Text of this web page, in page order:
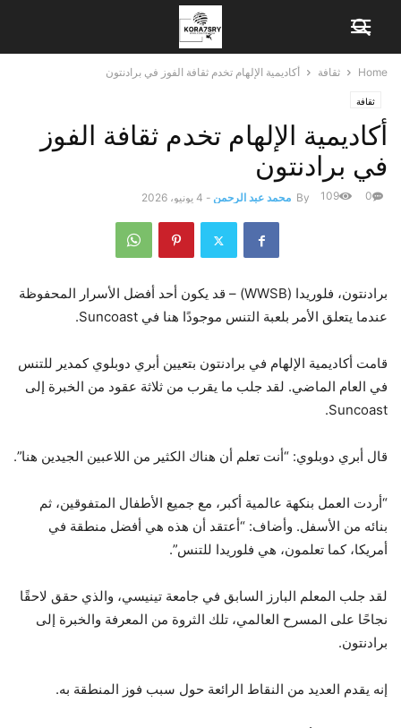
Home ثقافة أكاديمية الإلهام تخدم ثقافة الفوز في برادنتون
ثقافة
أكاديمية الإلهام تخدم ثقافة الفوز
في برادنتون
By محمد عبد الرحمن - 4 يونيو، 2026 0
109
برادنتون، فلوريدا (WWSB) – قد يكون أحد أفضل الأسرار المحفوظة
عندما يتعلق الأمر بلعبة التنس موجودًا هنا في Suncoast.
قامت أكاديمية الإلهام في برادنتون بتعيين أبري دوبلوي كمدير للتنس
في العام الماضي. لقد جلب ما يقرب من ثلاثة عقود من الخبرة إلى
Suncoast.
قال أبري دوبلوي: “أنت تعلم أن هناك الكثير من اللاعبين الجيدين هنا”.
“أردت العمل بنكهة عالمية أكبر، مع جميع الأطفال المتفوقين، ثم
بنائه من الأسفل. وأضاف: “أعتقد أن هذه هي أفضل منطقة في
أمريكا، كما تعلمون، هي فلوريدا للتنس”.
لقد جلب المعلم البارز السابق في جامعة تينيسي، والذي حقق لاحقًا
نجاحًا على المسرح العالمي، تلك الثروة من المعرفة والخبرة إلى
برادنتون.
إنه يقدم العديد من النقاط الرائعة حول سبب فوز المنطقة به.